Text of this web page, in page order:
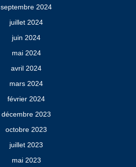
septembre 2024
juillet 2024
juin 2024
mai 2024
avril 2024
mars 2024
février 2024
décembre 2023
octobre 2023
juillet 2023
mai 2023